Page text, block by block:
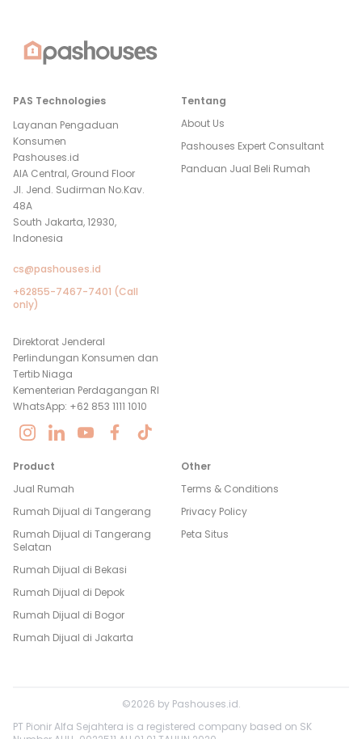
PAS Technologies
Layanan Pengaduan
Konsumen
Pashouses.id
AIA Central, Ground Floor
Jl. Jend. Sudirman No.Kav.
48A
South Jakarta, 12930,
Indonesia
cs@pashouses.id
+62855-7467-7401 (Call
only)
Direktorat Jenderal
Perlindungan Konsumen dan
Tertib Niaga
Kementerian Perdagangan RI
WhatsApp: +62 853 1111 1010
Tentang
About Us
Pashouses Expert Consultant
Panduan Jual Beli Rumah
Product
Jual Rumah
Rumah Dijual di Tangerang
Rumah Dijual di Tangerang
Selatan
Rumah Dijual di Bekasi
Rumah Dijual di Depok
Rumah Dijual di Bogor
Rumah Dijual di Jakarta
Other
Terms & Conditions
Privacy Policy
Peta Situs
©2026 by Pashouses.id.
PT Pionir Alfa Sejahtera is a registered company based on SK